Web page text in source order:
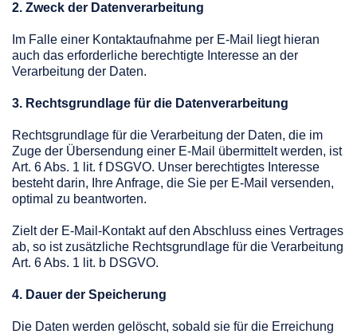
2. Zweck der Datenverarbeitung
Im Falle einer Kontaktaufnahme per E-Mail liegt hieran
auch das erforderliche berechtigte Interesse an der
Verarbeitung der Daten.
3. Rechtsgrundlage für die Datenverarbeitung
Rechtsgrundlage für die Verarbeitung der Daten, die im
Zuge der Übersendung einer E-Mail übermittelt werden, ist
Art. 6 Abs. 1 lit. f DSGVO. Unser berechtigtes Interesse
besteht darin, Ihre Anfrage, die Sie per E-Mail versenden,
optimal zu beantworten.
Zielt der E-Mail-Kontakt auf den Abschluss eines Vertrages
ab, so ist zusätzliche Rechtsgrundlage für die Verarbeitung
Art. 6 Abs. 1 lit. b DSGVO.
4. Dauer der Speicherung
Die Daten werden gelöscht, sobald sie für die Erreichung